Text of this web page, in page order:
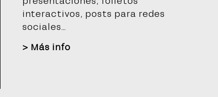
interactivos, posts para redes
sociales…
> Más info